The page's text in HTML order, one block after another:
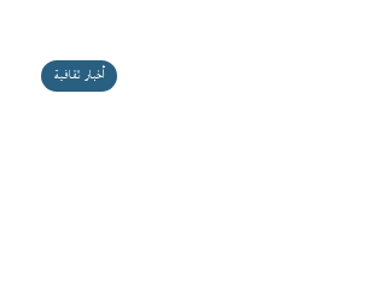
أخبار ثقافية